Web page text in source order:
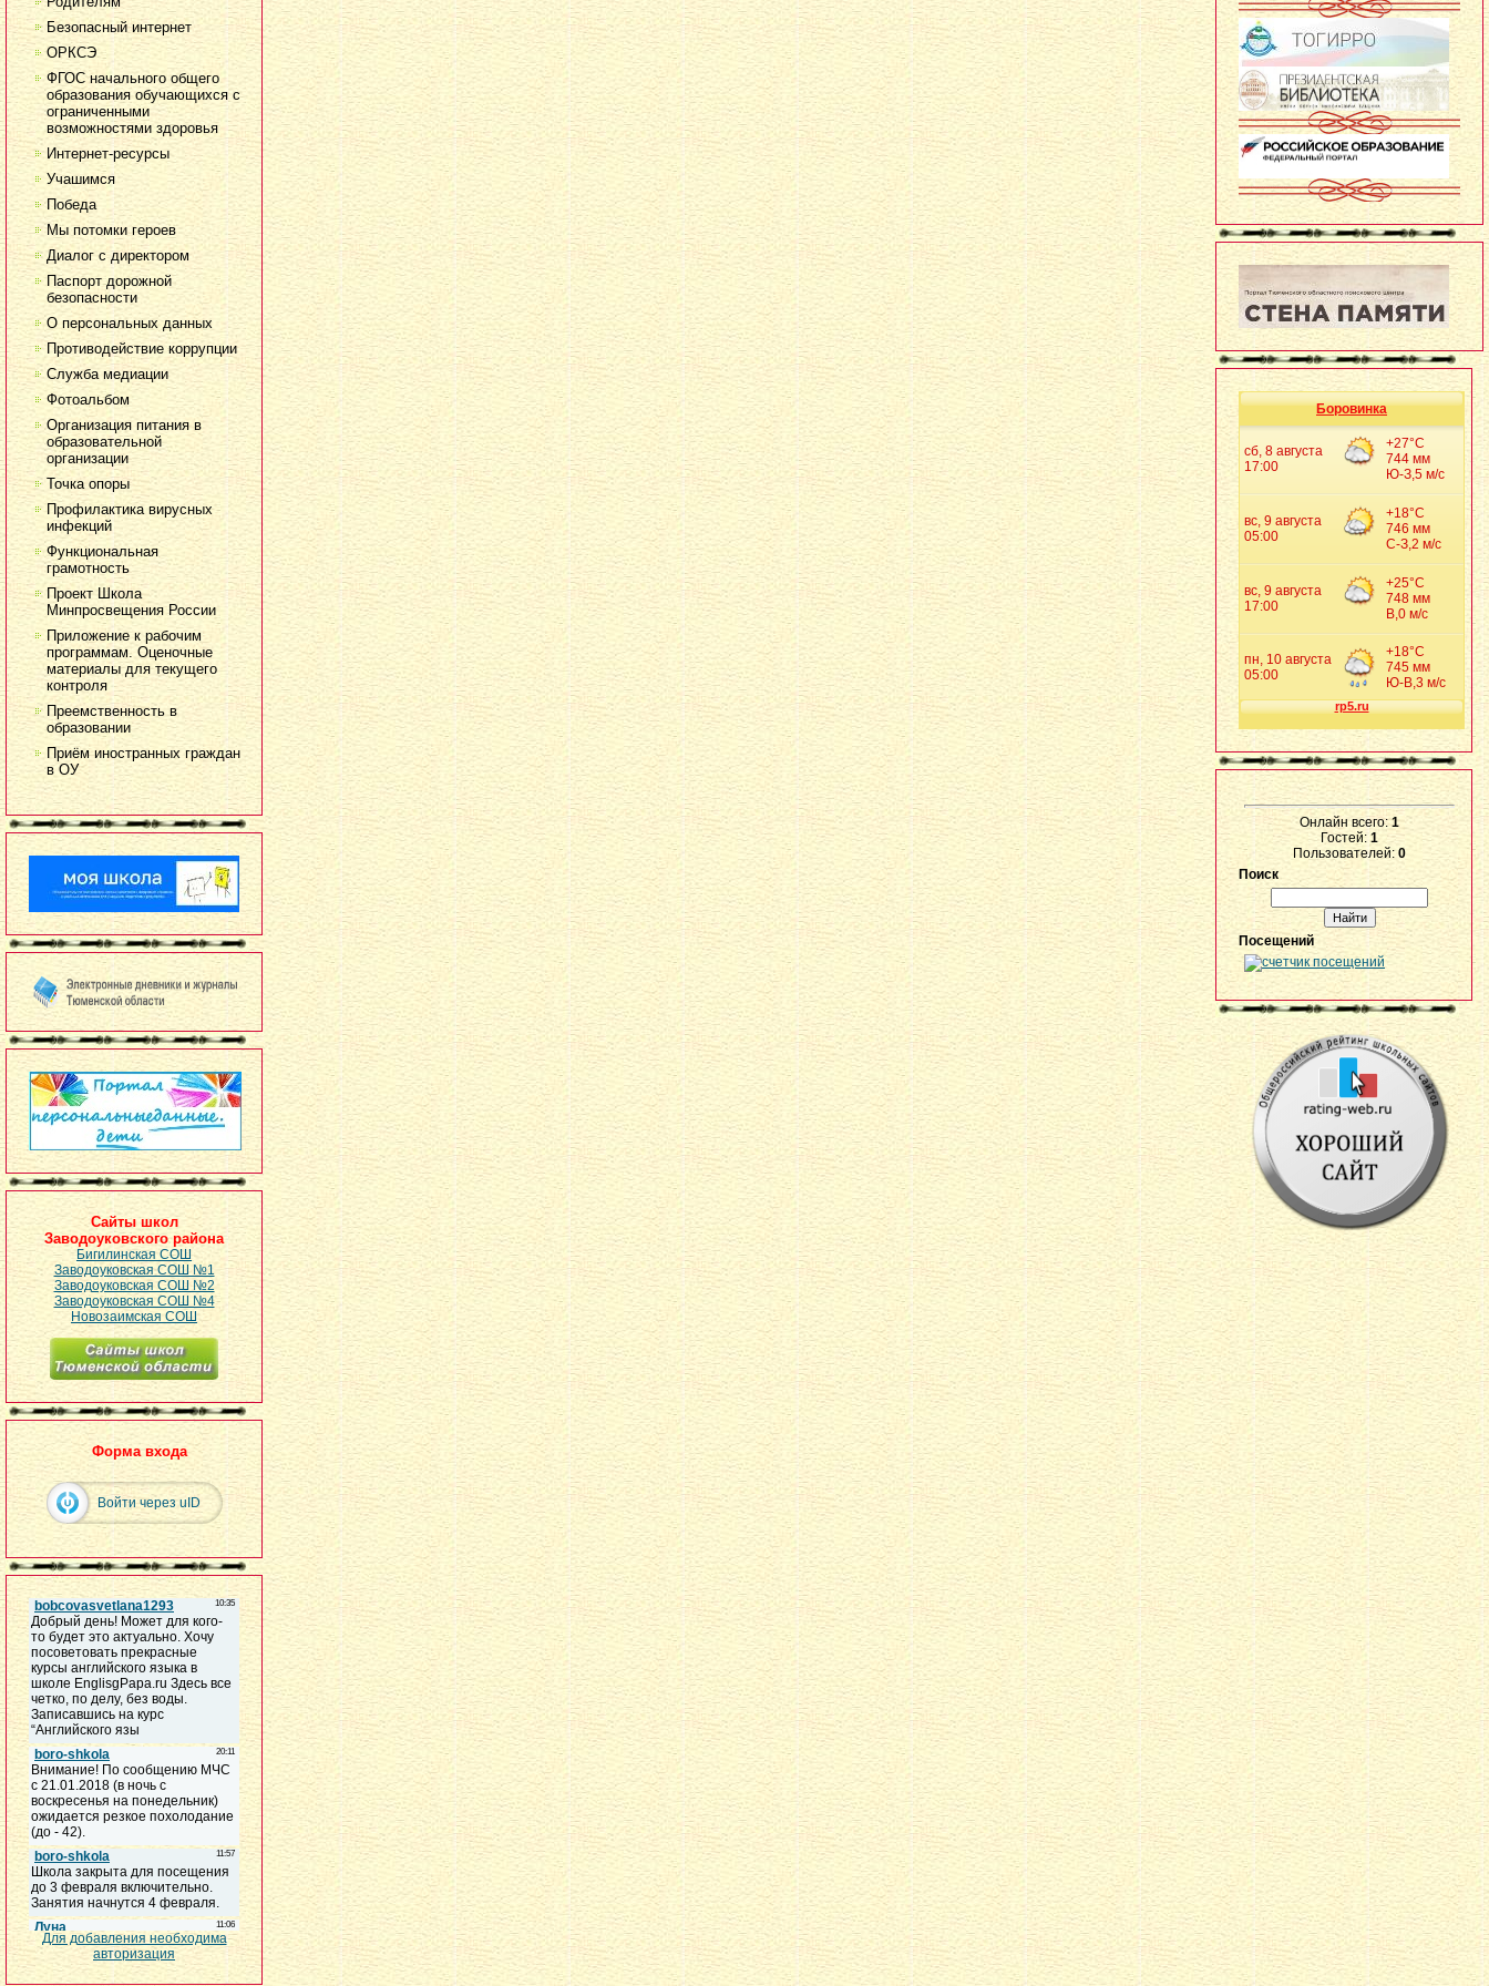
Безопасный интернет
ОРКСЭ
ФГОС начального общего
образования обучающихся с
ограниченными
возможностями здоровья
Интернет-ресурсы
Учашимся
Победа
Мы потомки героев
Диалог с директором
Паспорт дорожной
безопасности
О персональных данных
Противодействие коррупции
Служба медиации
Фотоальбом
Организация питания в
образовательной
организации
Точка опоры
Профилактика вирусных
инфекций
Функциональная
грамотность
Проект Школа
Минпросвещения России
Приложение к рабочим
программам. Оценочные
материалы для текущего
контроля
Преемственность в
образовании
Приём иностранных граждан
в ОУ
Сайты школ
Заводоуковского района
Бигилинская СОШ
Заводоуковская СОШ №1
Заводоуковская СОШ №2
Заводоуковская СОШ №4
Новозаимская СОШ
Форма входа
Войти через uID
Для добавления необходима
авторизация
Боровинка
Онлайн всего:1
Гостей: 1
Пользователей: 0
Поиск
Посещений